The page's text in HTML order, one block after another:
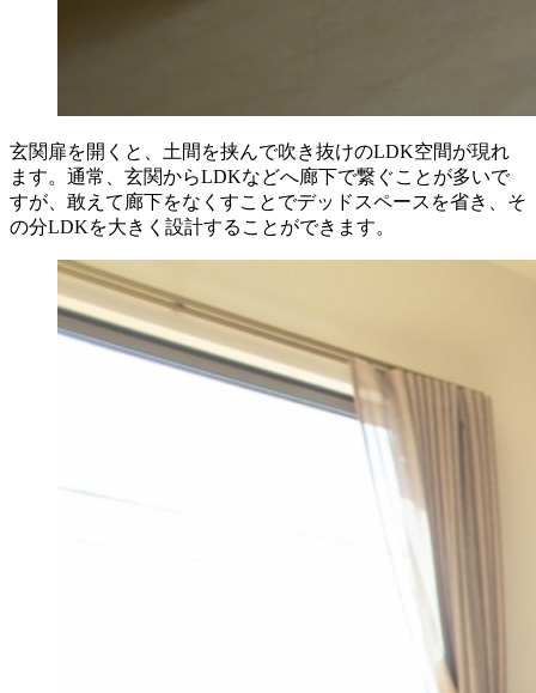
玄関扉を開くと、土間を挟んで吹き抜けのLDK空間が現れ
ます。通常、玄関からLDKなどへ廊下で繋ぐことが多いで
すが、敢えて廊下をなくすことでデッドスペースを省き、そ
の分LDKを大きく設計することができます。